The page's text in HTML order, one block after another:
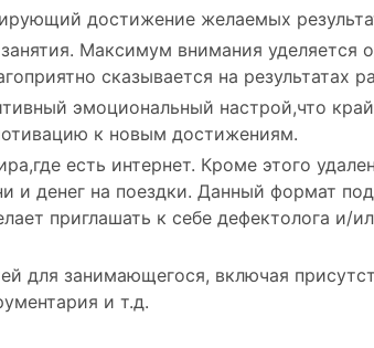
достижение желаемых
Максимум внимания уделяется
сказывается на результатах
эмоциональный настрой,что
к новым достижениям.
есть интернет. Кроме этого
и денег на поездки. Данный формат
приглашать к себе дефектолога и/
для занимающегося, включая
и т.д.